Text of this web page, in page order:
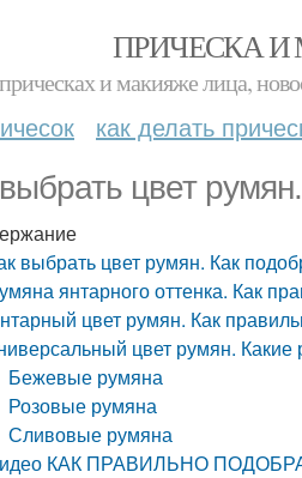
ПРИЧЕСКА
и макияже лица,
как делать
цвет
выбрать цвет румян. Как
янтарного оттенка. Как
цвет румян. Как
цвет румян.
Бежевые румяна
Розовые румяна
Сливовые румяна
КАК ПРАВИЛЬНО